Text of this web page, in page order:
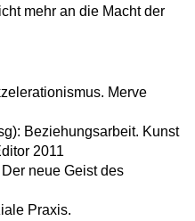
mehr an die Macht der
Merve
Beziehungsarbeit. Kunst
2011
neue Geist des
Praxis.